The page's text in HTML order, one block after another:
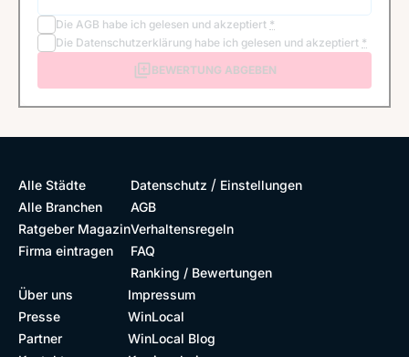
Die AGB habe ich gelesen und akzeptiert *
Die Datenschutzerklärung habe ich gelesen und akzeptiert *
BEWERTUNG ABGEBEN
Alle Städte
Alle Branchen
Ratgeber Magazin
Firma eintragen
Datenschutz / Einstellungen
AGB
Verhaltensregeln
FAQ
Ranking / Bewertungen
Über uns
Presse
Partner
Impressum
WinLocal
WinLocal Blog